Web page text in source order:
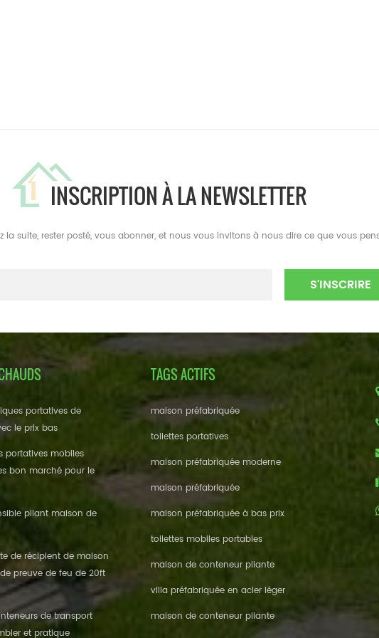
INSCRIPTION À LA NEWSLETTER
la suite, rester posté, vous abonner, et nous vous invitons à nous dire ce que vous
portatives de
le prix bas
portatives mobiles
bon marché pour le
pliant maison de
de récipient de maison
preuve de feu de 20ft
de transport
et pratique
TAGS ACTIFS
maison préfabriquée
toilettes portatives
maison préfabriquée moderne
maison préfabriquée
maison préfabriquée à bas prix
toilettes mobiles portables
maison de conteneur pliante
villa préfabriquée en acier léger
maison de conteneur pliante